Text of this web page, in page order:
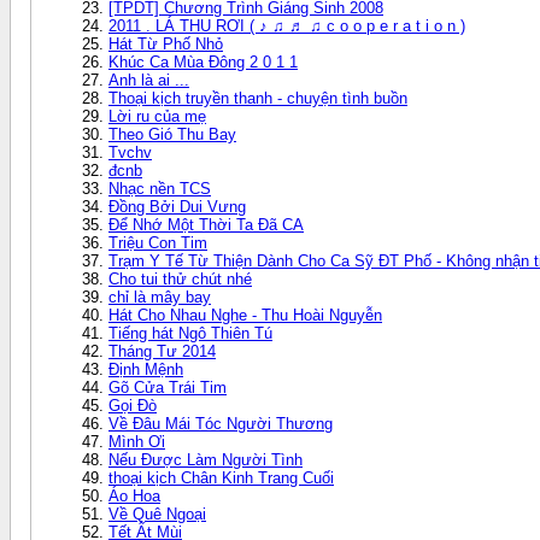
[TPDT] Chương Trình Giáng Sinh 2008
2011 . LÁ THU RƠI ( ♪ ♫ ♬ ♫ c o o p e r a t i o n )
Hát Từ Phố Nhỏ
Khúc Ca Mùa Đông 2 0 1 1
Anh là ai ...
Thoại kịch truyền thanh - chuyện tình buồn
Lời ru của mẹ
Theo Gió Thu Bay
Tvchv
đcnb
Nhạc nền TCS
Đồng Bởi Dui Vưng
Để Nhớ Một Thời Ta Đã CA
Triệu Con Tim
Trạm Y Tế Từ Thiện Dành Cho Ca Sỹ ĐT Phố - Không nhận
Cho tui thử chút nhé
chỉ là mây bay
Hát Cho Nhau Nghe - Thu Hoài Nguyễn
Tiếng hát Ngô Thiên Tú
Tháng Tư 2014
Định Mệnh
Gõ Cửa Trái Tim
Gọi Đò
Về Đâu Mái Tóc Người Thương
Mình Ơi
Nếu Được Làm Người Tình
thoại kịch Chân Kinh Trang Cuối
Áo Hoa
Về Quê Ngoại
Tết Ất Mùi